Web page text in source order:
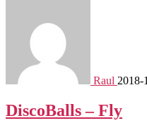
Raul 2018-
DiscoBalls – Fly